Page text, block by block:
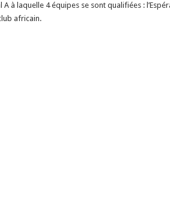
à laquelle 4 équipes se sont qualifiées :
africain.